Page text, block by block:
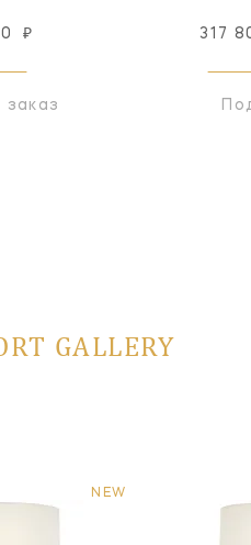
₽
заказ
317
GALLERY
NEW